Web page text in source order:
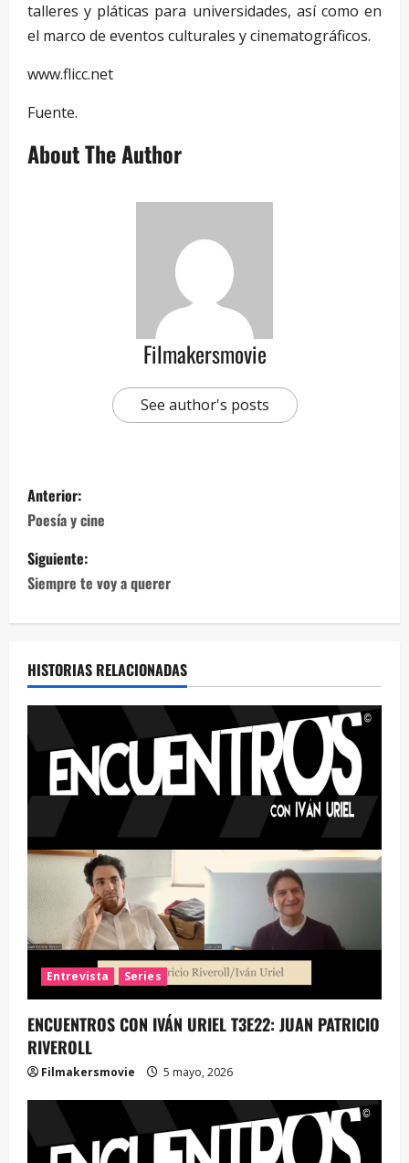
talleres y pláticas para universidades, así como en
el marco de eventos culturales y cinematográficos.
www.flicc.net
Fuente.
About The Author
Filmakersmovie
See author's posts
Anterior:
Poesía y cine
Siguiente:
Siempre te voy a querer
HISTORIAS RELACIONADAS
Entrevista Series
ENCUENTROS CON IVÁN URIEL T3E22: JUAN PATRICIO
RIVEROLL
Filmakersmovie 5 mayo, 2026